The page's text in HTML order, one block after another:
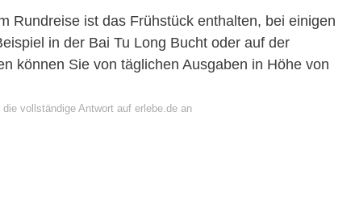
Rundreise ist das Frühstück enthalten, bei einigen
in der Bai Tu Long Bucht oder auf der
können Sie von täglichen Ausgaben in Höhe von
vollständige Antwort auf erlebe.de an